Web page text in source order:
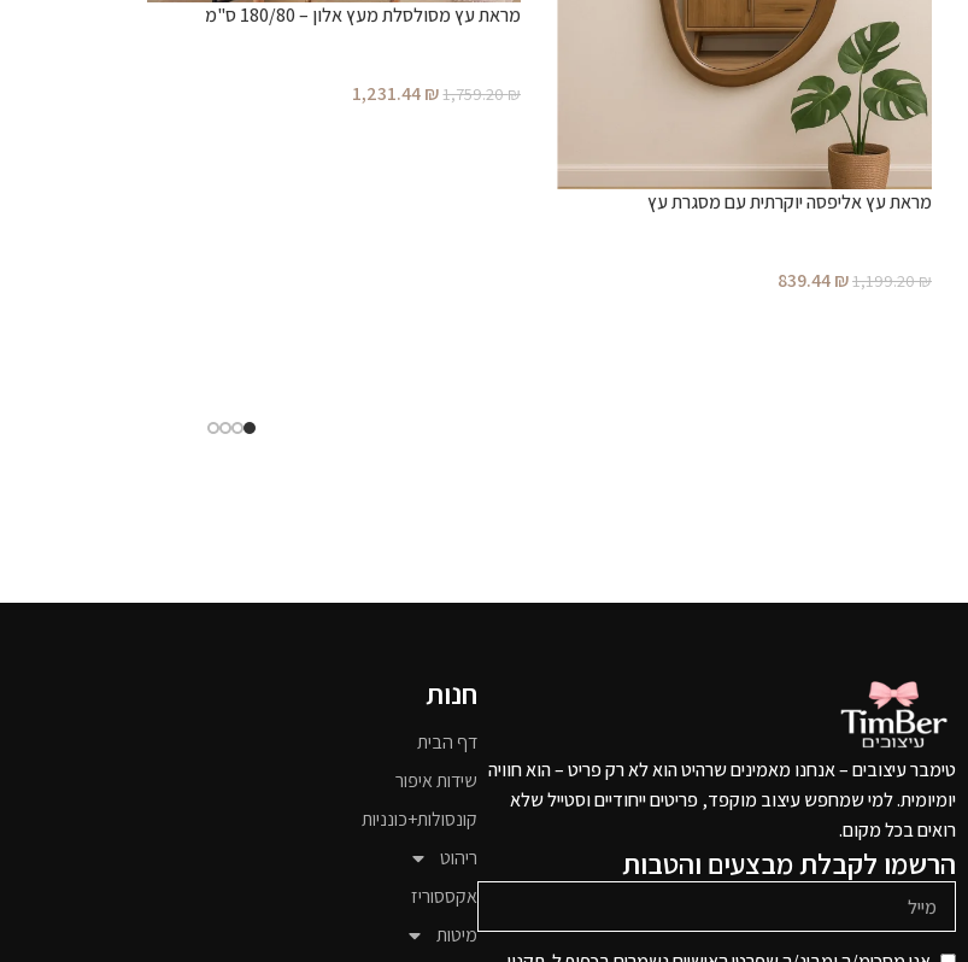
מראת עץ אליפסה יוקרתית עם מסגרת עץ
1,199.20₪
839.44₪
מראת עץ מסולסלת מעץ אלון – 180/80 ס"מ
1,759.20₪
1,231.44₪
טימבר עיצובים – אנחנו מאמינים שרהיט הוא לא רק פריט – הוא חוויה
יומיומית. למי שמחפש עיצוב מוקפד, פריטים ייחודיים וסטייל שלא
רואים בכל מקום.
הרשמו לקבלת מבצעים והטבות
חנות
דף הבית
שידות איפור
קונסולות+כונניות
ריהוט
אקססוריז
מיטות